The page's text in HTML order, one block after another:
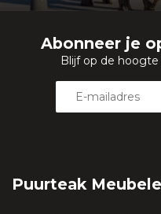
Abonneer je
Blijf op de
Puurteak